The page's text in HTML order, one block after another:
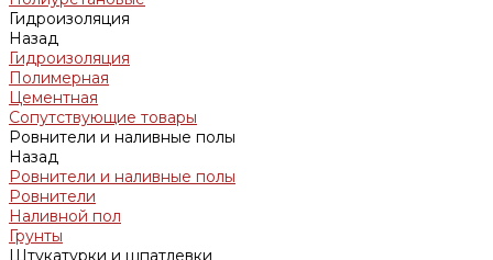
Гидроизоляция
Назад
Гидроизоляция
Полимерная
Цементная
Сопутствующие товары
Ровнители и наливные полы
Назад
Ровнители и наливные полы
Ровнители
Наливной пол
Грунты
Штукатурки и шпатлевки